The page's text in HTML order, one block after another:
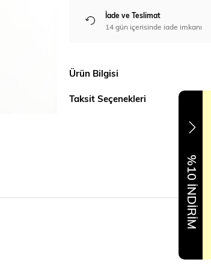
İade ve Teslimat
14 gün içerisinde iade imkanı
Ürün Bilgisi
Taksit Seçenekleri
%10 İNDİRİM